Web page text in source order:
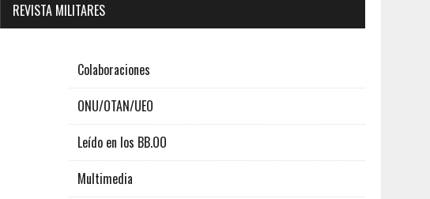
REVISTA MILITARES
Colaboraciones
ONU/OTAN/UEO
Leído en los BB.OO
Multimedia